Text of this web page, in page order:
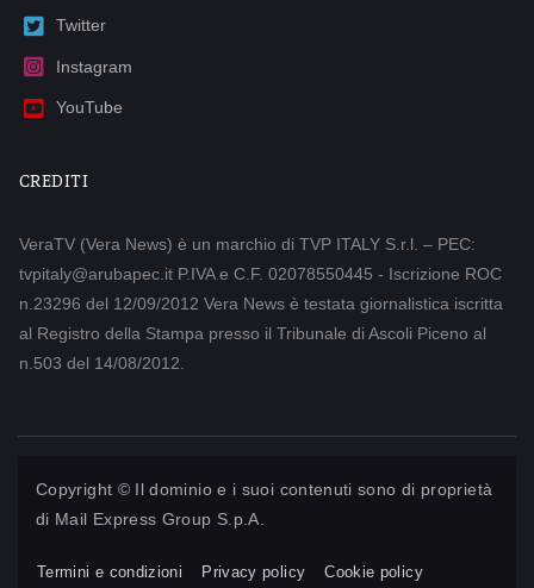
Twitter
Instagram
YouTube
CREDITI
VeraTV (Vera News) è un marchio di TVP ITALY S.r.l. – PEC:
tvpitaly@arubapec.it P.IVA e C.F. 02078550445 - Iscrizione ROC
n.23296 del 12/09/2012 Vera News è testata giornalistica iscritta
al Registro della Stampa presso il Tribunale di Ascoli Piceno al
n.503 del 14/08/2012.
Copyright © Il dominio e i suoi contenuti sono di proprietà
di Mail Express Group S.p.A.
Termini e condizioni Privacy policy Cookie policy